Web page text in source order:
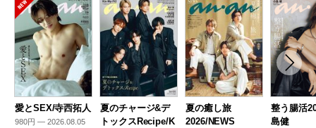
愛とSEX/寺西拓人
980円 — 2026.08.05
夏のチャージ&デ
トックスRecipe/K
夏の癒し旅
2026/NEWS
整う腸活
島健